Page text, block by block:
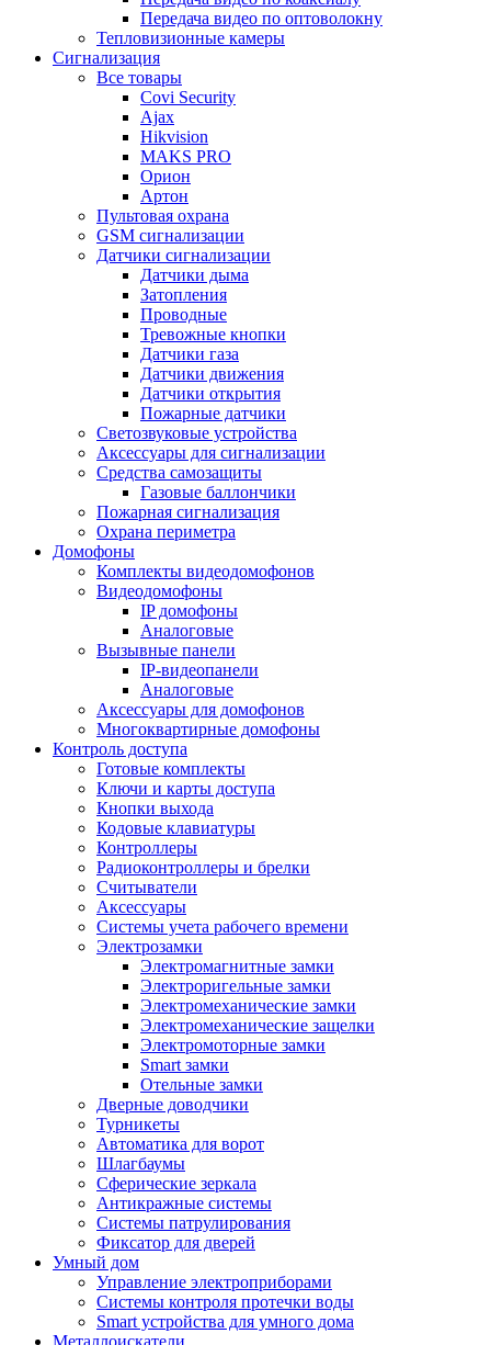
Передача видео по оптоволокну
Тепловизионные камеры
Сигнализация
Все товары
Covi Security
Ajax
Hikvision
MAKS PRO
Орион
Артон
Пультовая охрана
GSM сигнализации
Датчики сигнализации
Датчики дыма
Затопления
Проводные
Тревожные кнопки
Датчики газа
Датчики движения
Датчики открытия
Пожарные датчики
Светозвуковые устройства
Аксессуары для сигнализации
Средства самозащиты
Газовые баллончики
Пожарная сигнализация
Охрана периметра
Домофоны
Комплекты видеодомофонов
Видеодомофоны
IP домофоны
Аналоговые
Вызывные панели
IP-видеопанели
Аналоговые
Аксессуары для домофонов
Многоквартирные домофоны
Контроль доступа
Готовые комплекты
Ключи и карты доступа
Кнопки выхода
Кодовые клавиатуры
Контроллеры
Радиоконтроллеры и брелки
Считыватели
Аксессуары
Системы учета рабочего времени
Электрозамки
Электромагнитные замки
Электроригельные замки
Электромеханические замки
Электромеханические защелки
Электромоторные замки
Smart замки
Отельные замки
Дверные доводчики
Турникеты
Автоматика для ворот
Шлагбаумы
Сферические зеркала
Антикражные системы
Системы патрулирования
Фиксатор для дверей
Умный дом
Управление электроприборами
Системы контроля протечки воды
Smart устройства для умного дома
Металлоискатели